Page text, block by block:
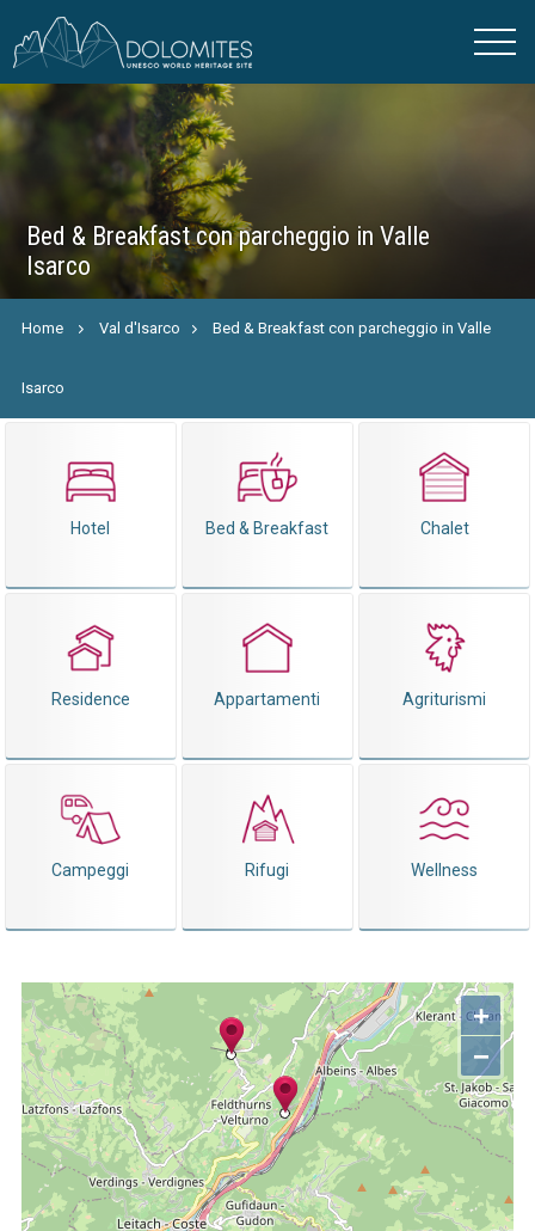
Bed & Breakfast con parcheggio in Valle
Isarco
Home Val d'Isarco Bed & Breakfast con parcheggio in Valle
Isarco
Hotel Bed & Breakfast Chalet
Residence Appartamenti Agriturismi
Campeggi Rifugi Wellness
+
−